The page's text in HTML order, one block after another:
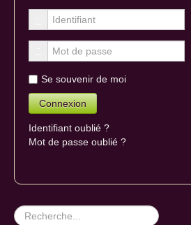
Se souvenir de moi
Identifiant oublié ?
Mot de passe oublié ?
Rechercher